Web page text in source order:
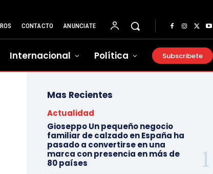
CONTACTO ANUNCIATE
Internacional Política Subscribete
Mas Recientes
Actualidad
Gioseppo Un pequeño negocio
familiar de calzado en España ha
pasado a convertirse en una
marca con presencia en más de
80 países